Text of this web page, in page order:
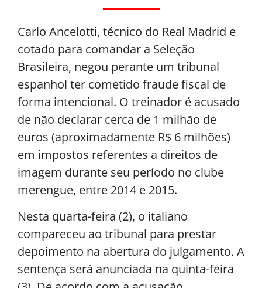
Carlo Ancelotti, técnico do Real Madrid e
cotado para comandar a Seleção
Brasileira, negou perante um tribunal
espanhol ter cometido fraude fiscal de
forma intencional. O treinador é acusado
de não declarar cerca de 1 milhão de
euros (aproximadamente R$ 6 milhões)
em impostos referentes a direitos de
imagem durante seu período no clube
merengue, entre 2014 e 2015.
Nesta quarta-feira (2), o italiano
compareceu ao tribunal para prestar
depoimento na abertura do julgamento. A
sentença será anunciada na quinta-feira